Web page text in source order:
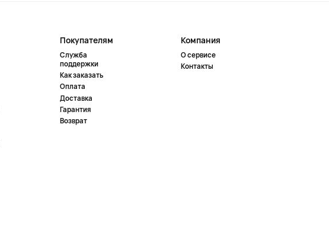
Покупателям
Служба
поддержки
Как заказать
Оплата
Доставка
Гарантия
Возврат
Компания
О сервисе
Контакты